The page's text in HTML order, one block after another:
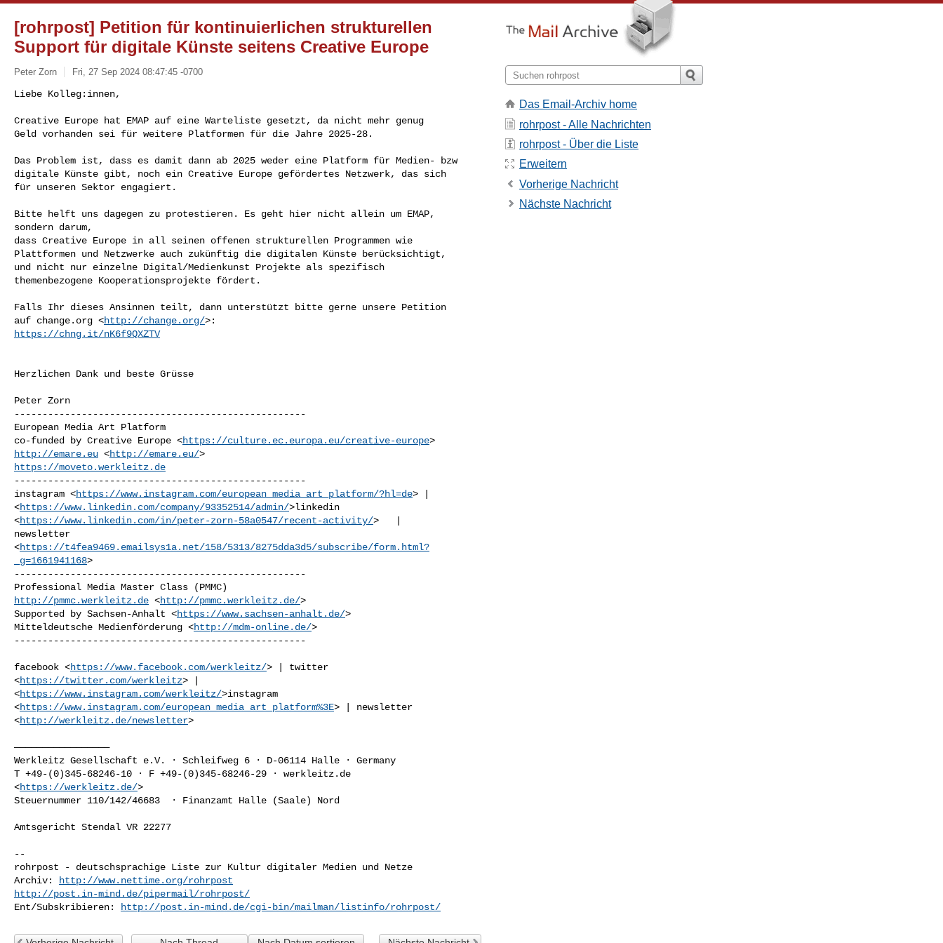
[rohrpost] Petition für kontinuierlichen strukturellen
Support für digitale Künste seitens Creative Europe
Peter Zorn Fri, 27 Sep 2024 08:47:45 -0700
Liebe Kolleg:innen,
Creative Europe hat EMAP auf eine Warteliste gesetzt, da nicht mehr genug
Geld vorhanden sei für weitere Platformen für die Jahre 2025-28.
Das Problem ist, dass es damit dann ab 2025 weder eine Platform für Medien- bzw
digitale Künste gibt, noch ein Creative Europe gefördertes Netzwerk, das sich
für unseren Sektor engagiert.
Bitte helft uns dagegen zu protestieren. Es geht hier nicht allein um EMAP,
sondern darum,
dass Creative Europe in all seinen offenen strukturellen Programmen wie
Plattformen und Netzwerke auch zukünftig die digitalen Künste berücksichtigt,
und nicht nur einzelne Digital/Medienkunst Projekte als spezifisch
themenbezogene Kooperationsprojekte fördert.
Falls Ihr dieses Ansinnen teilt, dann unterstützt bitte gerne unsere Petition
auf change.org <http://change.org/
https://chng.it/nK6f9QXZTV
Herzlichen Dank und beste Grüsse
Peter Zorn
----------------------------------------------------
European Media Art Platform
co-funded by Creative Europe <https://culture.ec.europa.eu/creative-europe
http://emare.eu <http://emare.eu/
https://moveto.werkleitz.de
----------------------------------------------------
instagram <https://www.instagram.com/european_media_art_platform/?hl=de> |
<https://www.linkedin.com/company/93352514/admin/>linkedin
<https://www.linkedin.com/in/peter-zorn-58a0547/recent-activity/>   |
newsletter
<https://t4fea9469.emailsys1a.net/158/5313/8275dda3d5/subscribe/form.html?
_g=1661941168>
----------------------------------------------------
http://pmmc.werkleitz.de <http://pmmc.werkleitz.de/>
Supported by Sachsen-Anhalt <https://www.sachsen-anhalt.de/>
Mitteldeutsche Medienförderung <http://mdm-online.de/>
----------------------------------------------------
facebook <https://www.facebook.com/werkleitz/> | twitter
<https://twitter.com/werkleitz> |
<https://www.instagram.com/werkleitz/>instagram
<https://www.instagram.com/european_media_art_platform%3E> | newsletter
<http://werkleitz.de/newsletter>
—————————————————
Werkleitz Gesellschaft e.V. · Schleifweg 6 · D-06114 Halle · Germany
T +49-(0)345-68246-10 · F +49-(0)345-68246-29 · werkleitz.de
<https://werkleitz.de/>
Steuernummer 110/142/46683  · Finanzamt Halle (Saale) Nord
Amtsgericht Stendal VR 22277
--
rohrpost - deutschsprachige Liste zur Kultur digitaler Medien und Netze
Archiv:
http://www.nettime.org/rohrpost
http://post.in-mind.de/pipermail/rohrpost/
Ent/Subskribieren:
http://post.in-mind.de/cgi-bin/mailman/listinfo/rohrpost/
Das Email-Archiv home
rohrpost - Alle Nachrichten
rohrpost - Über die Liste
Erweitern
Vorherige Nachricht
Nächste Nachricht